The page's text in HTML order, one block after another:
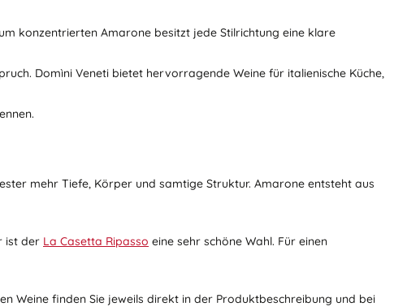
konzentrierten Amarone besitzt jede Stilrichtung eine klare
Domìni Veneti bietet hervorragende Weine für italienische Küche,
mehr Tiefe, Körper und samtige Struktur. Amarone entsteht aus
ist der La Casetta Ripasso eine sehr schöne Wahl. Für einen
Weine finden Sie jeweils direkt in der Produktbeschreibung und bei